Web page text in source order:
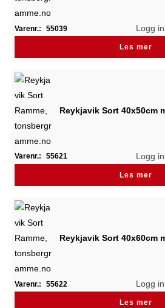
Varenr.: 55039 Logg
Les mer
Reykjavik Sort 40x50cm
Varenr.: 55621 Logg
Les mer
Reykjavik Sort 40x60cm
Varenr.: 55622 Logg
Les mer